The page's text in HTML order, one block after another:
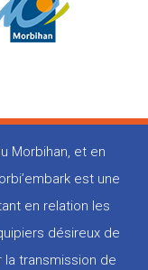
Morbihan, et en
est une
en relation les
désireux de
la transmission de